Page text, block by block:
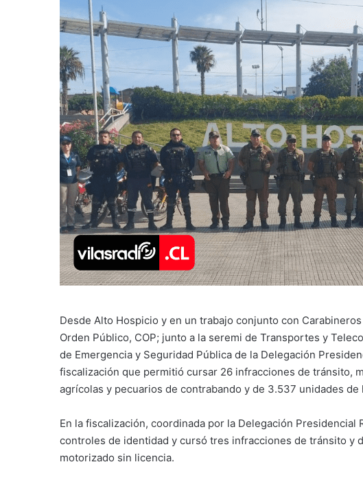
Desde Alto Hospicio y en un trabajo conjunto con
Orden Público, COP; junto a la seremi de Transportes y
de Emergencia y Seguridad Pública de la Delegación
fiscalización que permitió cursar 26 infracciones de tránsito,
agrícolas y pecuarios de contrabando y de 3.537 unidades de
En la fiscalización, coordinada por la Delegación Presidencial
controles de identidad y cursó tres infracciones de tránsito y
motorizado sin licencia.